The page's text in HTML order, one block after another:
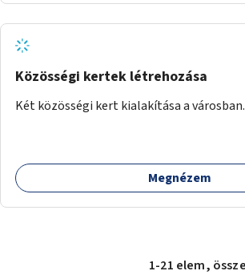
Közösségi kertek létrehozása
Két közösségi kert kialakítása a városban.
Megnézem
1-21 elem,